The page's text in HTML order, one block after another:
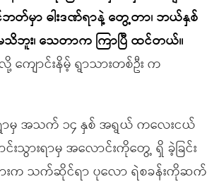
တ်မှာ ဓါးဒဏ်ရာနဲ့ တွေ့တာ၊ ဘယ်နှစ်
ဘူး၊ သေတာက ကြာပြီ ထင်တယ်။
ကျောင်းနိမ့် ရွာသားတစ်ဦး က
ရွာမှ အသက် ၁၄ နှစ် အရွယ် ကလေးငယ်
းသွားရာမှ အလောင်းကိုတွေ့ ရှိ ခဲ့ခြင်း
ျားက သက်ဆိုင်ရာ ပုလော ရဲစခန်းကိုဆက်